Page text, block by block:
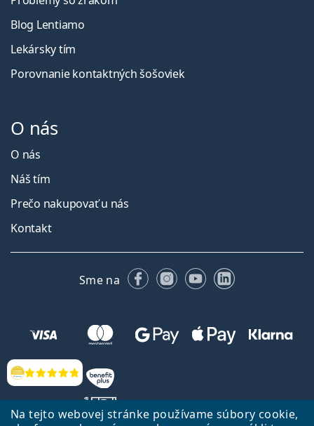
Na tejto webovej stránke používame súbory cookie,
Hodnotenia
Blog Lentiamo
Lekársky tím
Porovnanie kontaktných šošoviek
O nás
O nás
Náš tím
Prečo nakupovať u nás
Kontakt
Sme na FacebookuInstagrame
YouTubeLinkedIn